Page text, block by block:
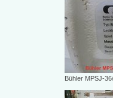
Bühler MPSJ-